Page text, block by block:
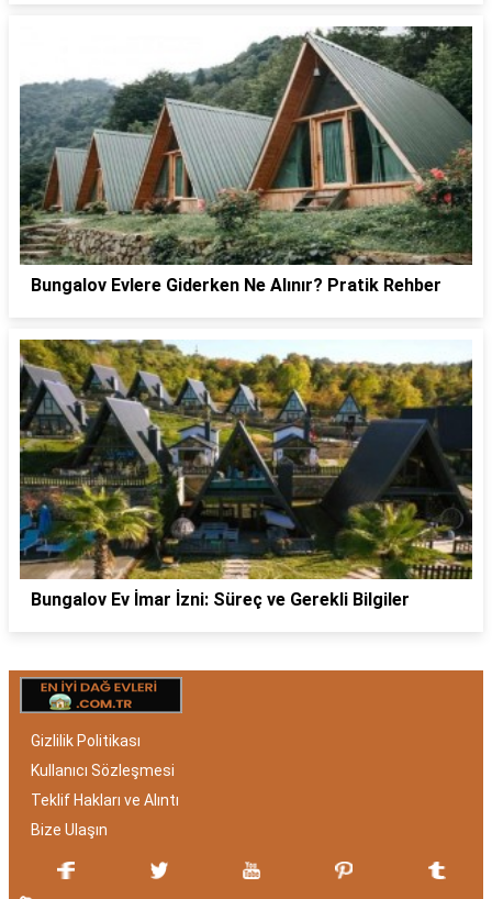
Bungalov Evlere Giderken Ne Alınır? Pratik Rehber
Bungalov Ev İmar İzni: Süreç ve Gerekli Bilgiler
Gizlilik Politikası
Kullanıcı Sözleşmesi
Teklif Hakları ve Alıntı
Bize Ulaşın